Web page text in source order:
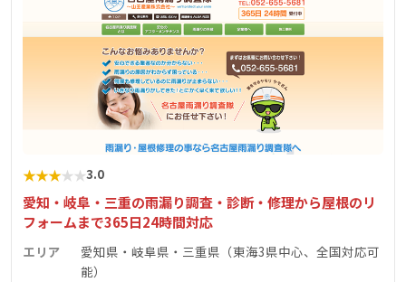
★★★★★3.0
愛知・岐阜・三重の雨漏り調査・診断・修理から屋根のリ
フォームまで365日24時間対応
エリア
愛知県・岐阜県・三重県（東海3県中心、全国対応可
能）